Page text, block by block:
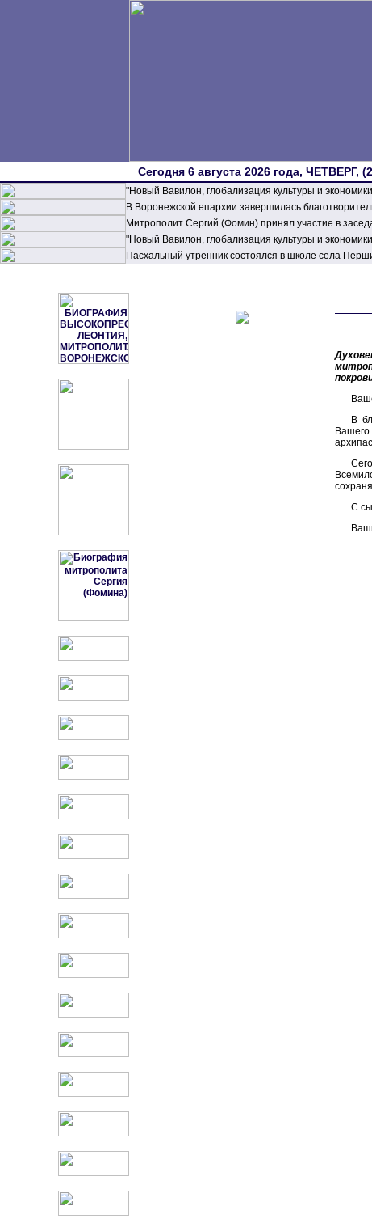
Сегодня 6 августа 2026 года, ЧЕТВЕРГ,
"Новый Вавилон, глобализация культуры и
В Воронежской епархии завершилась
Митрополит Сергий (Фомин) принял участие в
"Новый Вавилон, глобализация культуры и
Пасхальный утренник состоялся в школе села
В
С